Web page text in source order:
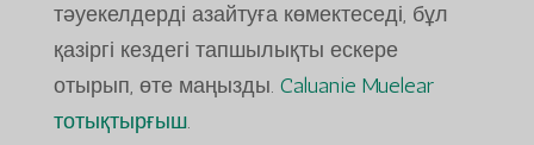
тәуекелдерді азайтуға көмектеседі, бұл
қазіргі кездегі тапшылықты ескере
отырып, өте маңызды. Caluanie Muelear
тотықтырғыш.